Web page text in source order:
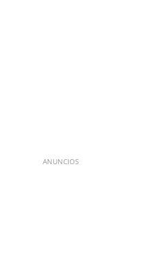
ANUNCIOS